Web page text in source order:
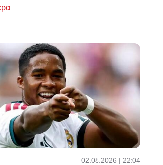
02.08.2026 | 22:04